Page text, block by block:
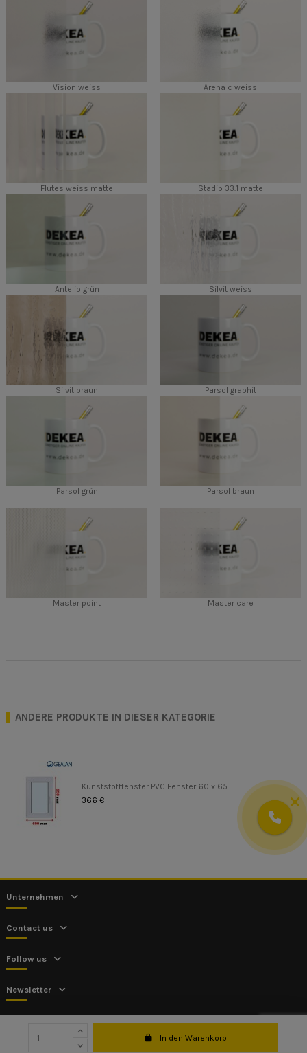
In den Warenkorb
Vision weiss Arena c weiss
Flutes weiss matte Stadip 33.1 matte
Antelio grün Silvit weiss
Silvit braun Parsol graphit
Parsol grün Parsol braun
Master point Master care
ANDERE PRODUKTE IN DIESER KATEGORIE
Kunststofffenster PVC Fenster 60 x 65...
366 €
Unternehmen
Contact us
Follow us
Newsletter